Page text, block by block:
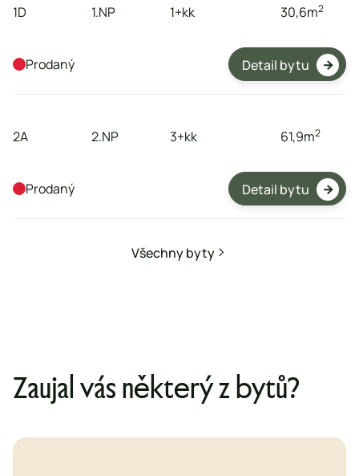
1D 1.NP 1+kk 30,6m2
Detail bytu 
Prodaný
2A 2.NP 3+kk 61,9m2
Detail bytu 
Prodaný
Všechny byty 
Zaujal vás některý z bytů?